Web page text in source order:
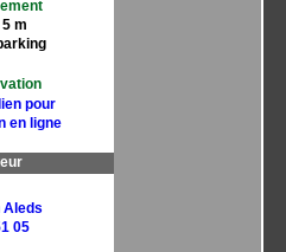
m
pour
en ligne
05